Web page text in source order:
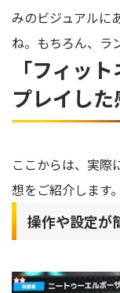
みのビジュアルに
ね。もちろん、ラ
「フィッ
プレイし
ここからは、実際
想をご紹介します。
操作や設定が